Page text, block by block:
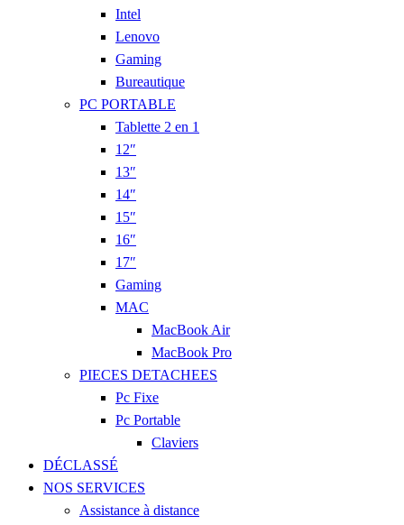
Intel
Lenovo
Gaming
Bureautique
PC PORTABLE
Tablette 2 en 1
12″
13″
14″
15″
16″
17″
Gaming
MAC
MacBook Air
MacBook Pro
PIECES DETACHEES
Pc Fixe
Pc Portable
Claviers
DÉCLASSÉ
NOS SERVICES
Assistance à distance